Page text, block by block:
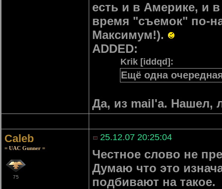
есть и в Америке, и
время "съемок" по-
Максимум!).
ADDED:
Krik [iddqd]:
Ещё одна
Да, из mail'а. Нашел,
Caleb
= UAC Gunner =
75
25.12.07 20:25:04
Честное слово не
Думаю что это
подбивают на такое.